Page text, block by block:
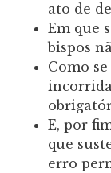
ato de
Em que
bispos
Como
E, por
que
erro